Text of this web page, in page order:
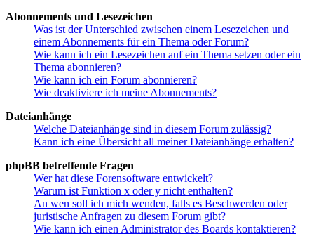
Abonnements und Lesezeichen
Was ist der Unterschied zwischen einem Lesezeichen und
einem Abonnements für ein Thema oder Forum?
Wie kann ich ein Lesezeichen auf ein Thema setzen oder ein
Thema abonnieren?
Wie kann ich ein Forum abonnieren?
Wie deaktiviere ich meine Abonnements?
Dateianhänge
Welche Dateianhänge sind in diesem Forum zulässig?
Kann ich eine Übersicht all meiner Dateianhänge erhalten?
phpBB betreffende Fragen
Wer hat diese Forensoftware entwickelt?
Warum ist Funktion x oder y nicht enthalten?
An wen soll ich mich wenden, falls es Beschwerden oder
juristische Anfragen zu diesem Forum gibt?
Wie kann ich einen Administrator des Boards kontaktieren?